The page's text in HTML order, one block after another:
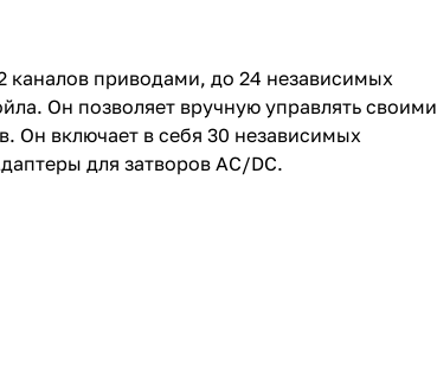
приводами, до 24 независимых
Он позволяет вручную управлять своими
Он включает в себя 30 независимых
для затворов AC/DC.